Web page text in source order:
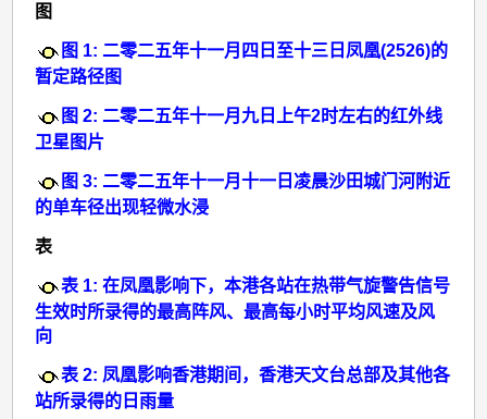
图
图 1: 二零二五年十一月四日至十三日凤凰(2526)的
暂定路径图
图 2: 二零二五年十一月九日上午2时左右的红外线
卫星图片
图 3: 二零二五年十一月十一日凌晨沙田城门河附近
的单车径出现轻微水浸
表
表 1: 在凤凰影响下，本港各站在热带气旋警告信号
生效时所录得的最高阵风、最高每小时平均风速及风
向
表 2: 凤凰影响香港期间，香港天文台总部及其他各
站所录得的日雨量